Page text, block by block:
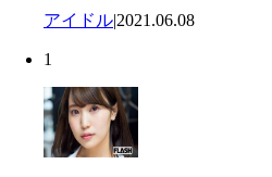
アイドル|2021.06.08
1